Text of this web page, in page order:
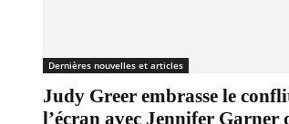
Dernières nouvelles et articles
Judy Greer embrasse le
l’écran avec Jennifer Garner